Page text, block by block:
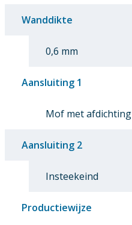
Wanddikte
0,6 mm
Aansluiting 1
Mof met afdichting
Aansluiting 2
Insteekeind
Productiewijze